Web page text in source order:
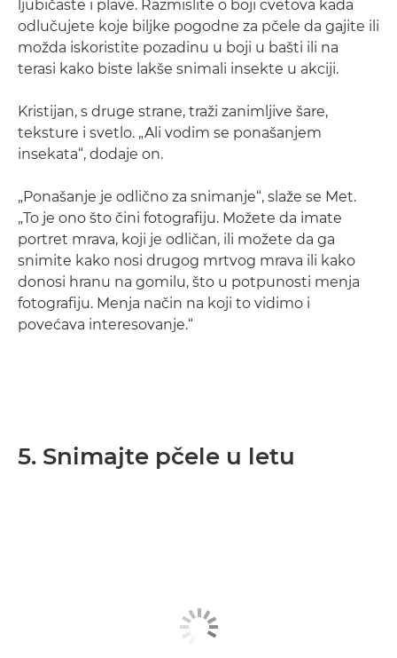
ljubičaste i plave. Razmislite o boji cvetova kada
odlučujete koje biljke pogodne za pčele da gajite ili
možda iskoristite pozadinu u boji u bašti ili na
terasi kako biste lakše snimali insekte u akciji.
Kristijan, s druge strane, traži zanimljive šare,
teksture i svetlo. „Ali vodim se ponašanjem
insekata“, dodaje on.
„Ponašanje je odlično za snimanje“, slaže se Met.
„To je ono što čini fotografiju. Možete da imate
portret mrava, koji je odličan, ili možete da ga
snimite kako nosi drugog mrtvog mrava ili kako
donosi hranu na gomilu, što u potpunosti menja
fotografiju. Menja način na koji to vidimo i
povećava interesovanje.“
5. Snimajte pčele u letu